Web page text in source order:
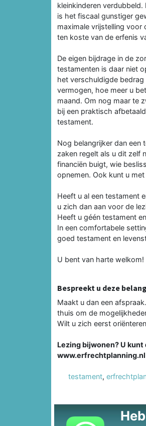
kleinkinderen
is het fiscaal gunstiger
maximale vrijstelling voor
ten koste van de erfenis
De eigen bijdrage in de
testamenten is daar niet
het verschuldigde
vermogen, hoe meer u
maand. Om nog maar te
bij een praktisch
testament.
Nog belangrijker dan een
zaken regelt als u dit zelf
financiën buigt, wie
opnemen. Ook kunt u
Heeft u al een testament
u zich dan aan voor de
Heeft u géén testament
In een comfortabele
goed testament en
U bent van harte welkom!
Bespreekt u deze
Maakt u dan een
thuis om de
Wilt u zich eerst
Lezing bijwonen? U
testament,